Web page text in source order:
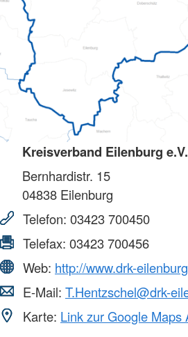
Kreisverband Eilenburg e.V.
Bernhardistr. 15
04838 Eilenburg
Telefon: 03423 700450
Telefax: 03423 700456
Web: http://www.drk-
E-Mail: T.Hentzschel@drk-
Karte: Link zur Google Maps